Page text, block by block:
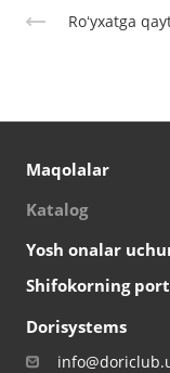
Roʻyxatga
Maqolalar
Katalog
Yosh onalar
Shifokorning
Dorisystems